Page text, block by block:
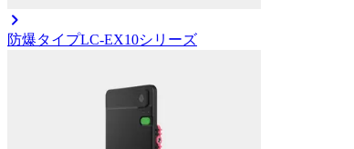
防爆タイプLC-EX10シリーズ